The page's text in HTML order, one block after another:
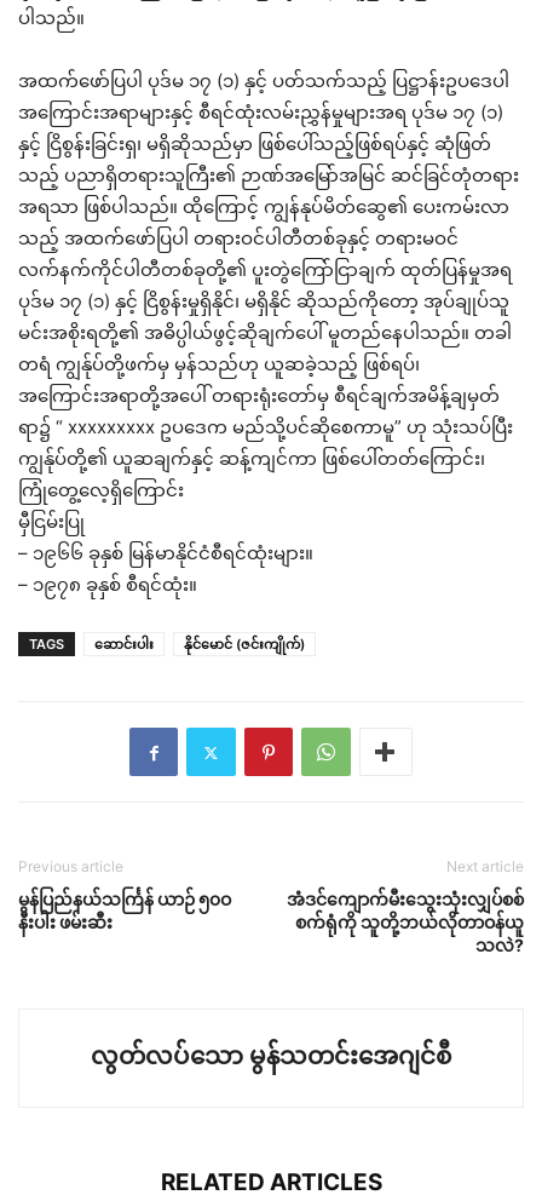
ပါသည်။
အထက်ဖော်ပြပါ ပုဒ်မ ၁၇ (၁) နှင့် ပတ်သက်သည့် ပြဋ္ဌာန်းဥပဒေပါ
အကြောင်းအရာများနှင့် စီရင်ထုံးလမ်းညွှန်မှုများအရ ပုဒ်မ ၁၇ (၁)
နှင့် ငြိစွန်းခြင်းရှ၊ မရှိဆိုသည်မှာ ဖြစ်ပေါ်သည့်ဖြစ်ရပ်နှင့် ဆုံဖြတ်
သည့် ပညာရှိတရားသူကြီး၏ ဉာဏ်အမြော်အမြင် ဆင်ခြင်တုံတရား
အရသာ ဖြစ်ပါသည်။ ထိုကြောင့် ကျွန်နုပ်မိတ်ဆွေ၏ ပေးကမ်းလာ
သည့် အထက်ဖော်ပြပါ တရားဝင်ပါတီတစ်ခုနှင့် တရားမဝင်
လက်နက်ကိုင်ပါတီတစ်ခုတို့၏ ပူးတွဲကြော်ငြာချက် ထုတ်ပြန်မှုအရ
ပုဒ်မ ၁၇ (၁) နှင့် ငြိစွန်းမှုရှိနိုင်၊ မရှိနိုင် ဆိုသည်ကိုတော့ အုပ်ချုပ်သူ
မင်းအစိုးရတို့၏ အဓိပ္ပါယ်ဖွင့်ဆိုချက်ပေါ် မူတည်နေပါသည်။ တခါ
တရံ ကျွန်ုပ်တို့ဖက်မှ မှန်သည်ဟု ယူဆခဲ့သည့် ဖြစ်ရပ်၊
အကြောင်းအရာတို့အပေါ် တရားရုံးတော်မှ စီရင်ချက်အမိန့်ချမှတ်
ရာ၌ “ xxxxxxxxx ဥပဒေက မည်သို့ပင်ဆိုစေကာမူ” ဟု သုံးသပ်ပြီး
ကျွန်ုပ်တို့၏ ယူဆချက်နှင့် ဆန့်ကျင်ကာ ဖြစ်ပေါ်တတ်ကြောင်း၊
ကြုံတွေ့လေ့ရှိကြောင်း
မှီငြမ်းပြု
– ၁၉၆၆ ခုနှစ် မြန်မာနိုင်ငံစီရင်ထုံးများ။
– ၁၉၇၈ ခုနှစ် စီရင်ထုံး။
TAGS ဆောင်းပါး နိုင်မောင် (ဇင်းကျိုက်)
Previous article
မွန်ပြည်နယ်သင်္ကြန် ယာဉ် ၅၀ဝ
နီးပါး ဖမ်းဆီး
Next article
အံဒင်ကျောက်မီးသွေးသုံးလျှပ်စစ်
စက်ရုံကို သူတို့ဘယ်လိုတာဝန်ယူ
သလဲ?
လွတ်လပ်သော မွန်သတင်းအေဂျင်စီ
RELATED ARTICLES